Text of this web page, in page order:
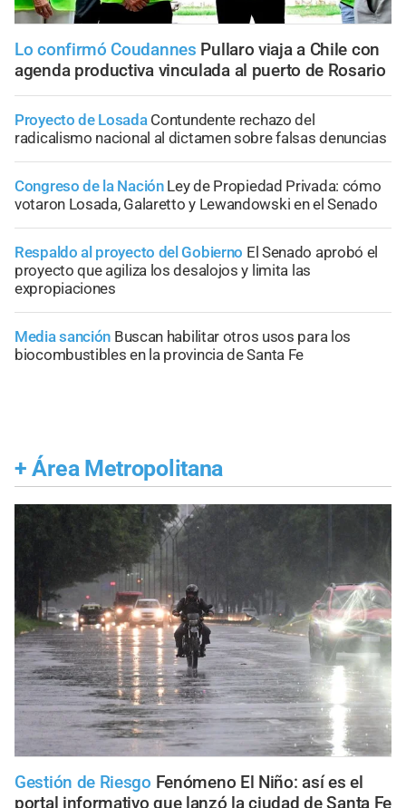
Lo confirmó Coudannes Pullaro viaja a Chile con
agenda productiva vinculada al puerto de Rosario
Proyecto de Losada Contundente rechazo del
radicalismo nacional al dictamen sobre falsas denuncias
Congreso de la Nación Ley de Propiedad Privada: cómo
votaron Losada, Galaretto y Lewandowski en el Senado
Respaldo al proyecto del Gobierno El Senado aprobó el
proyecto que agiliza los desalojos y limita las
expropiaciones
Media sanción Buscan habilitar otros usos para los
biocombustibles en la provincia de Santa Fe
+ Área Metropolitana
Gestión de Riesgo Fenómeno El Niño: así es el
portal informativo que lanzó la ciudad de Santa Fe